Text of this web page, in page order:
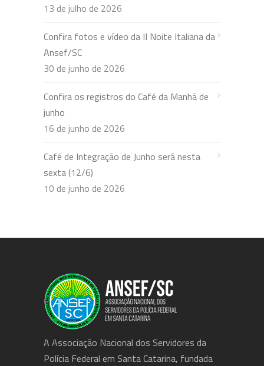
13 de julho de 2026
Confira fotos e vídeo da II Noite Italiana da
Ansef/SC
30 de junho de 2026
Confira os registros do Café da Manhã de
junho
16 de junho de 2026
Café de Integração de Junho será nesta
sexta (12/6)
10 de junho de 2026
A Associação Nacional dos Servidores da
Polícia Federal em Santa Catarina, fundada